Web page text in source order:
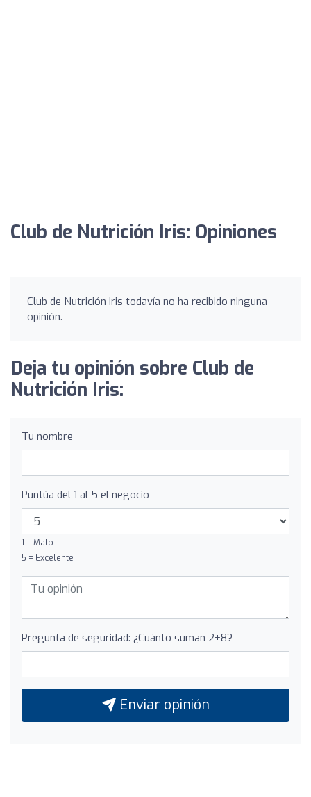
Club de Nutrición Iris: Opiniones
Club de Nutrición Iris todavía no ha recibido ninguna
opinión.
Deja tu opinión sobre Club de
Nutrición Iris:
Tu nombre
Puntúa del 1 al 5 el negocio
1 = Malo
5 = Excelente
Pregunta de seguridad: ¿Cuánto suman 2+8?
Enviar opinión